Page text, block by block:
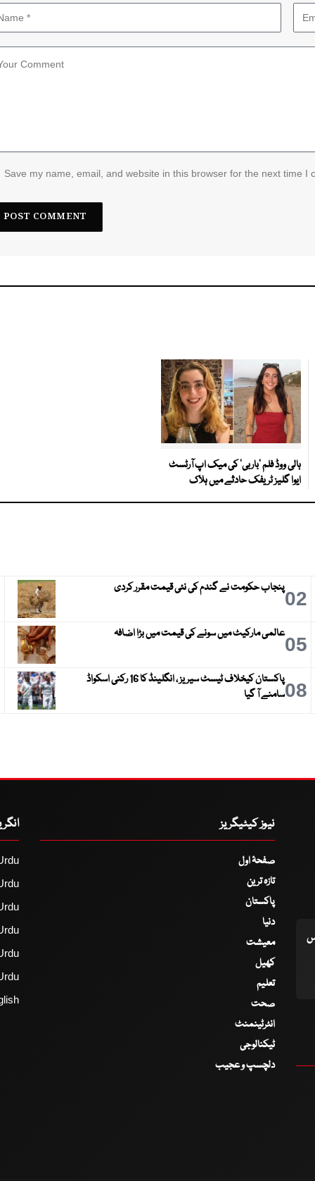
Save my name, email, and website in this browser for the next time I
ہالی ووڈ فلم ’باربی‘ کی میک اپ آرٹسٹ
ایوا گلیز ٹریفک حادثے میں ہلاک
02پنجاب حکومت نے گندم کی نئی قیمت مقرر کردی
05عالمی مارکیٹ میں سونے کی قیمت میں بڑا اضافہ
08
پاکستان کیخلاف ٹیسٹ سیریز ، انگلینڈ کا 16 رکنی اسکواڈ
سامنے آ گیا
نیوز کیٹیگریز
صفحۂ اول
تازہ ترین
پاکستان
دنیا
معیشت
کھیل
تعلیم
صحت
انٹرٹینمنٹ
ٹیکنالوجی
دلچسپ و عجیب